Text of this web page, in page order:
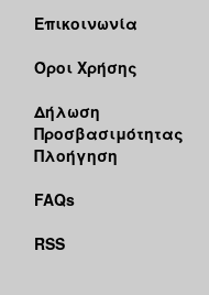
Επικοινωνία
Όροι Χρήσης
Δήλωση
Προσβασιμότητας
Πλοήγηση
FAQs
RSS